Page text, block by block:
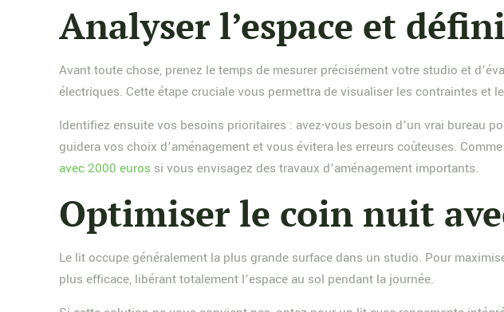
Analyser l’espace et
Avant toute chose, prenez le temps de mesurer précisément votre studio et
électriques. Cette étape cruciale vous permettra de visualiser les contraintes et
Identifiez ensuite vos besoins prioritaires : avez-vous besoin d’un vrai bureau
guidera vos choix d’aménagement et vous évitera les erreurs coûteuses.
avec 2000 euros si vous envisagez des travaux d’aménagement importants.
Optimiser le coin nuit
Le lit occupe généralement la plus grande surface dans un studio. Pour
plus efficace, libérant totalement l’espace au sol pendant la journée.